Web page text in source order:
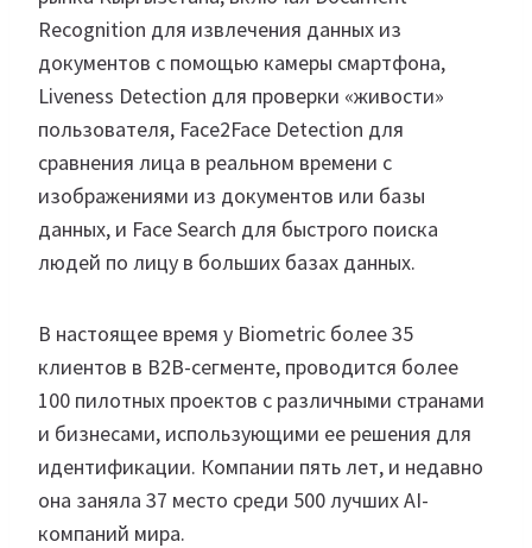
Recognition для извлечения данных из
документов с помощью камеры смартфона,
Liveness Detection для проверки «живости»
пользователя, Face2Face Detection для
сравнения лица в реальном времени с
изображениями из документов или базы
данных, и Face Search для быстрого поиска
людей по лицу в больших базах данных.
В настоящее время у Biometric более 35
клиентов в B2B-сегменте, проводится более
100 пилотных проектов с различными странами
и бизнесами, использующими ее решения для
идентификации. Компании пять лет, и недавно
она заняла 37 место среди 500 лучших AI-
компаний мира.